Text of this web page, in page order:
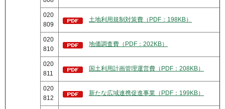
020
809
土地利用規制対策費（PDF：198KB）
020
810
地価調査費（PDF：202KB）
020
811
国土利用計画管理運営費（PDF：208KB）
020
812
新たな広域連携促進事業（PDF：199KB）